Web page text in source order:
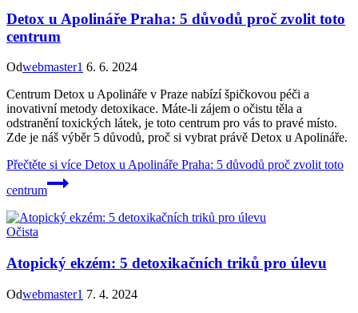
Detox u Apolináře Praha: 5 důvodů proč zvolit toto
centrum
Odwebmaster1 6. 6. 2024
Centrum Detox u Apolináře v Praze nabízí špičkovou péči a
inovativní metody detoxikace. Máte-li zájem o očistu těla a
odstranění toxických látek, je toto centrum pro vás to pravé místo.
Zde je náš výběr 5 důvodů, proč si vybrat právě Detox u Apolináře.
Přečtěte si více Detox u Apolináře Praha: 5 důvodů proč zvolit toto
centrum
Očista
Atopický ekzém: 5 detoxikačních triků pro úlevu
Odwebmaster1 7. 4. 2024